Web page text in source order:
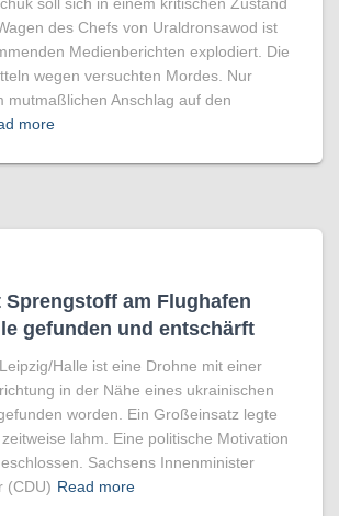
des Chefs von Uraldronsawod ist
Medienberichten explodiert. Die
wegen versuchten Mordes. Nur
mutmaßlichen Anschlag auf den
more
Sprengstoff am Flughafen
gefunden und entschärft
Halle ist eine Drohne mit einer
in der Nähe eines ukrainischen
worden. Ein Großeinsatz legte
lahm. Eine politische Motivation
Sachsens Innenminister
(CDU) Read more